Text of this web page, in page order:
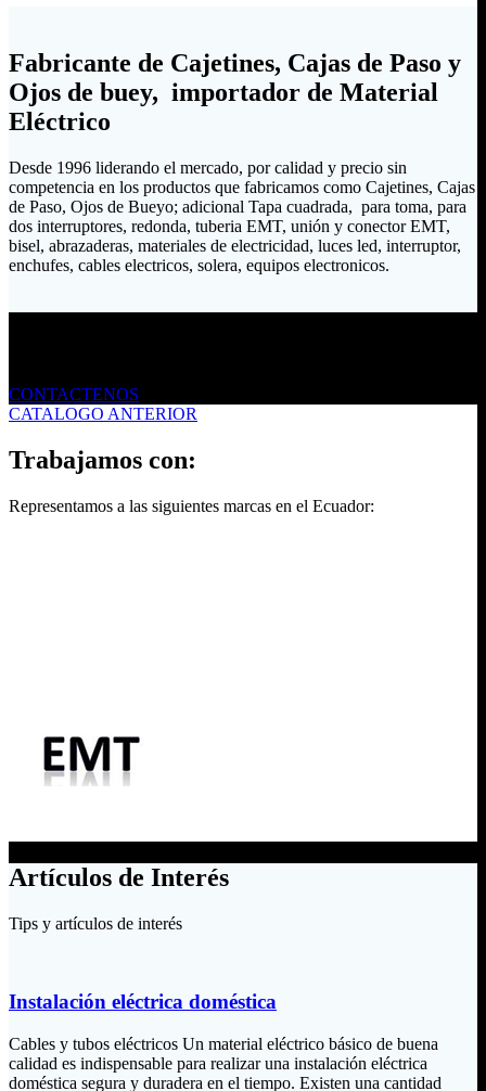
Fabricante de Cajetines, Cajas de Paso y
Ojos de buey, importador de Material
Eléctrico
Desde 1996 liderando el mercado, por calidad y precio sin
competencia en los productos que fabricamos como Cajetines, Cajas
de Paso, Ojos de Bueyo; adicional Tapa cuadrada, para toma, para
dos interruptores, redonda, tuberia EMT, unión y conector EMT,
bisel, abrazaderas, materiales de electricidad, luces led, interruptor,
enchufes, cables electricos, solera, equipos electronicos.
CONTACTENOS
CATALOGO ANTERIOR
Trabajamos con:
Representamos a las siguientes marcas en el Ecuador:
Artículos de Interés
Tips y artículos de interés
Instalación eléctrica doméstica
Cables y tubos eléctricos Un material eléctrico básico de buena
calidad es indispensable para realizar una instalación eléctrica
doméstica segura y duradera en el tiempo. Existen una cantidad